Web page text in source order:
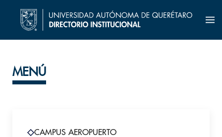
MENÚ
CAMPUS AEROPUERTO